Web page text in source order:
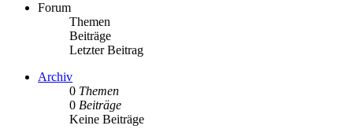
Forum
Themen
Beiträge
Letzter Beitrag
Archiv
0 Themen
0 Beiträge
Keine Beiträge